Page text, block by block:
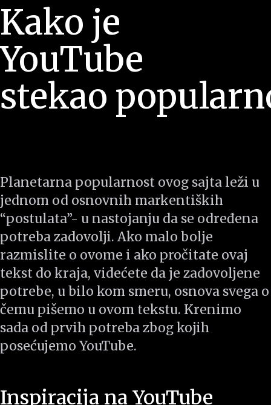
Kako je
YouTube
stekao
Planetarna popularnost ovog sajta leži u
jednom od osnovnih markentiških
“postulata”- u nastojanju da se određena
potreba zadovolji. Ako malo bolje
razmislite o ovome i ako pročitate ovaj
tekst do kraja, videćete da je zadovoljene
potrebe, u bilo kom smeru, osnova svega o
čemu pišemo u ovom tekstu. Krenimo
sada od prvih potreba zbog kojih
posećujemo YouTube.
Inspiracija na YouTube